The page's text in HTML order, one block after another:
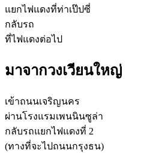
แยกไฟแดงที่ท่าเป๊ปซี่
กลับรถ
ที่ไฟแดงต่อไป
มาจากวงเวียนใหญ่
เข้าถนนเจริญนคร
ผ่านโรงแรมเพนนินซูล่า
กลับรถแยกไฟแดงที่ 2
(ทางที่จะไปถนนกรุงธน)